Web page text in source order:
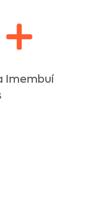
Imembuí